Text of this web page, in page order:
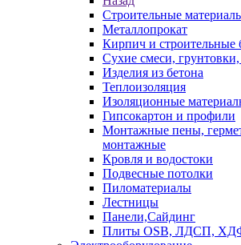
Строительные
Металлопрокат
Кирпич и строительные
Сухие смеси, грунтовки,
Изделия из бетона
Теплоизоляция
Изоляционные
Гипсокартон и профили
Монтажные пены,
монтажные
Кровля и водостоки
Подвесные потолки
Пиломатериалы
Лестницы
Панели,Сайдинг
Плиты OSB, ЛДСП,